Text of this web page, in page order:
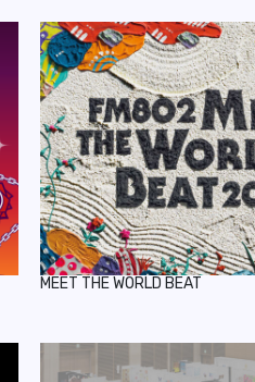
MEET THE WORLD BEAT